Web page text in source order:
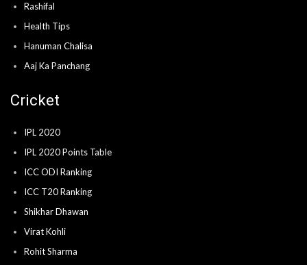
Rashifal
Health Tips
Hanuman Chalisa
Aaj Ka Panchang
Cricket
IPL 2020
IPL 2020 Points Table
ICC ODI Ranking
ICC T20 Ranking
Shikhar Dhawan
Virat Kohli
Rohit Sharma